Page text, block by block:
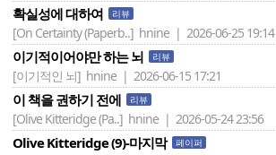
확실성에 대하여 리뷰
[On Certainty (Paperb..] hnine | 2026-06-25 19:14
이기적이어야만 하는 뇌 리뷰
[이기적인 뇌] hnine | 2026-06-15 17:21
이 책을 권하기 전에 리뷰
[Olive Kitteridge (Pa..] hnine | 2026-05-24 23:56
Olive Kitteridge (9)-마지막 페이퍼